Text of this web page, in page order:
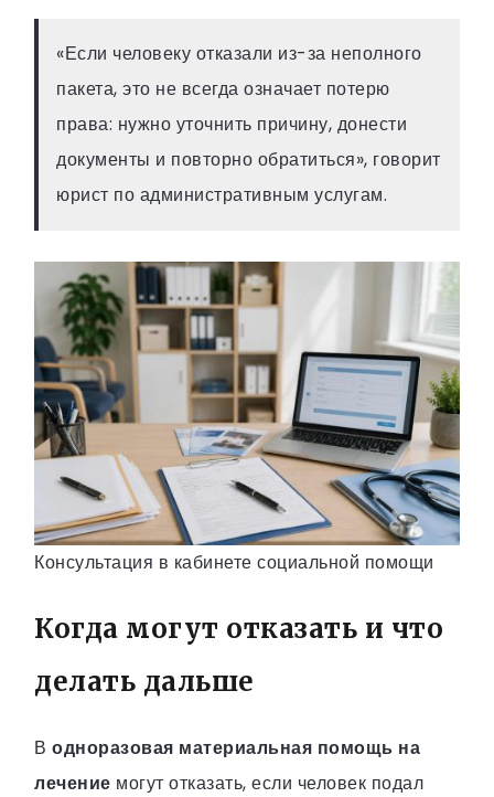
«Если человеку отказали из-за неполного
пакета, это не всегда означает потерю
права: нужно уточнить причину, донести
документы и повторно обратиться», говорит
юрист по административным услугам.
Консультация в кабинете социальной помощи
Когда могут отказать и что
делать дальше
В одноразовая материальная помощь на
лечение могут отказать, если человек подал